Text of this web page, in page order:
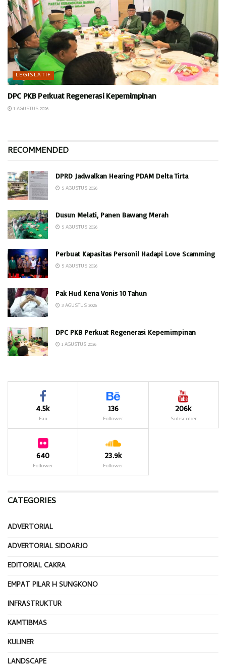
LEGISLATIF
DPC PKB Perkuat Regenerasi Kepemimpinan
1 AGUSTUS 2026
RECOMMENDED
DPRD Jadwalkan Hearing PDAM Delta Tirta
5 AGUSTUS 2026
Dusun Melati, Panen Bawang Merah
5 AGUSTUS 2026
Perbuat Kapasitas Personil Hadapi Love Scamming
5 AGUSTUS 2026
Pak Hud Kena Vonis 10 Tahun
3 AGUSTUS 2026
DPC PKB Perkuat Regenerasi Kepemimpinan
1 AGUSTUS 2026
4.5k
Fan
136
Follower
206k
Subscriber
640
Follower
23.9k
Follower
CATEGORIES
ADVERTORIAL
ADVERTORIAL SIDOARJO
EDITORIAL CAKRA
EMPAT PILAR H SUNGKONO
INFRASTRUKTUR
KAMTIBMAS
KULINER
LANDSCAPE